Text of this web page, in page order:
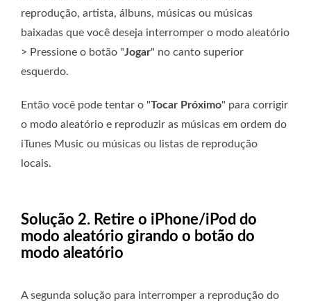
reprodução, artista, álbuns, músicas ou músicas
baixadas que você deseja interromper o modo aleatório
> Pressione o botão "Jogar" no canto superior
esquerdo.
Então você pode tentar o "Tocar Próximo" para corrigir
o modo aleatório e reproduzir as músicas em ordem do
iTunes Music ou músicas ou listas de reprodução
locais.
Solução 2. Retire o iPhone/iPod do
modo aleatório girando o botão do
modo aleatório
A segunda solução para interromper a reprodução do